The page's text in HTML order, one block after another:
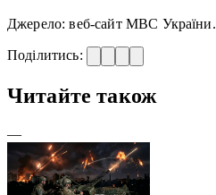
Джерело: веб-сайт МВС України.
Поділитись:
Читайте також
—